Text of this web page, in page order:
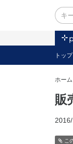
トップ
ホーム
販
こ